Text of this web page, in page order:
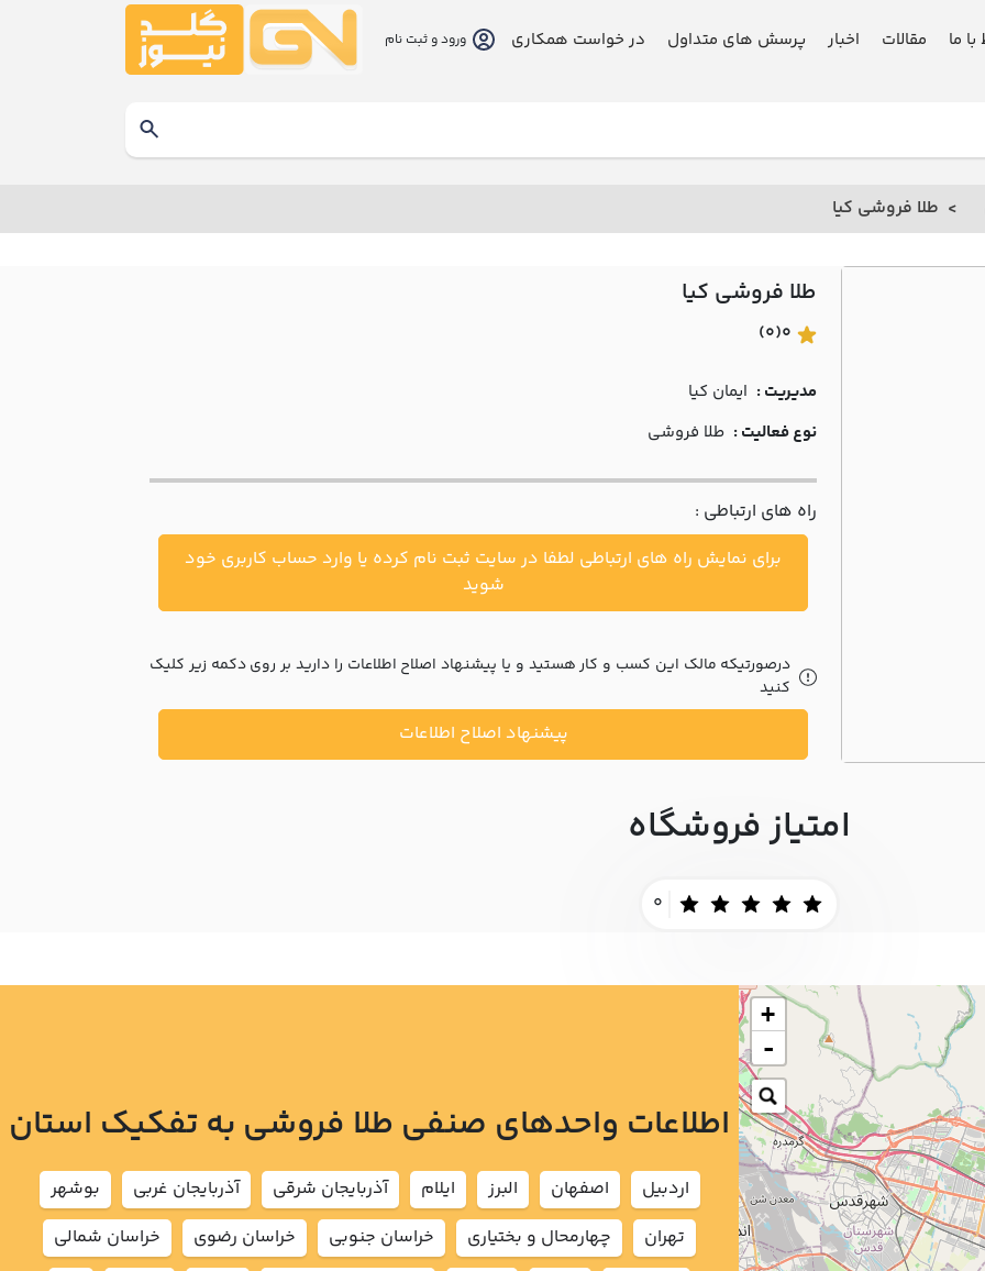
با ما مقالات اخبار پرسش های متداول در خواست همکاری ورود و ثبت نام
طلا فروشی کيا
طلا فروشی کيا
0
(0)
مدیریت : ايمان کيا
نوع فعالیت : طلا فروشی
راه های ارتباطی :
برای نمایش راه های ارتباطی لطفا در سایت ثبت نام کرده یا وارد حساب کاربری خود
شوید
درصورتیکه مالک این کسب و کار هستید و یا پیشنهاد اصلاح اطلاعات را دارید بر روی دکمه زیر کلیک
کنید
پیشنهاد اصلاح اطلاعات
امتیاز فروشگاه
0
+
-
اطلاعات واحدهای صنفی طلا فروشی به تفکیک استان
اردبيل اصفهان البرز ايلام آذربايجان شرقي آذربايجان غربي
بوشهر
تهران
چهارمحال و بختياري خراسان جنوبي خراسان رضوي
خراسان شمالي